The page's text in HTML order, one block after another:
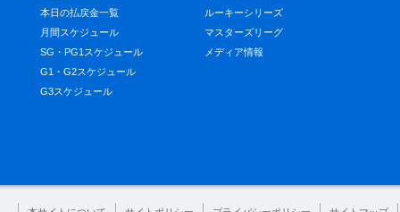
本日の払戻金一覧
月間スケジュール
SG・PG1スケジュール
G1・G2スケジュール
G3スケジュール
ルーキーシリーズ
マスターズリーグ
メディア情報